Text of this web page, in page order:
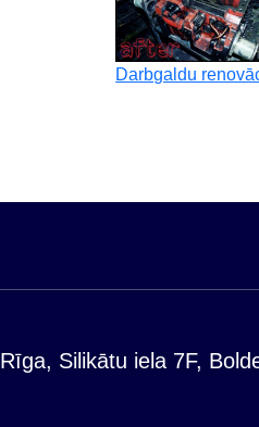
Darbgaldu
Rīga, Silikātu iela 7F,